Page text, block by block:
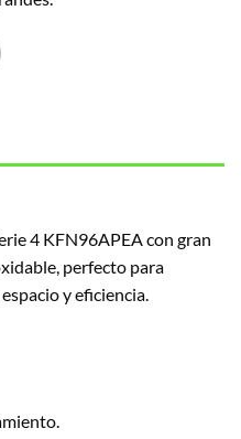
4 KFN96APEA con gran
perfecto para
y eficiencia.